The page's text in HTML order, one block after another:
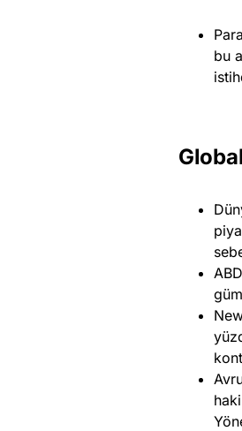
bu